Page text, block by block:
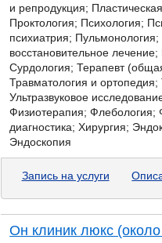
и репродукция;
Проктология; Психология;
психиатрия;
восстановительное
Сурдология; Терапевт
Травматология и ортопедия;
Ультразвуковое
Физиотерапия; Флебология;
диагностика; Хирургия;
Эндоскопия
Запись на услуги
Он клиник люкс (около